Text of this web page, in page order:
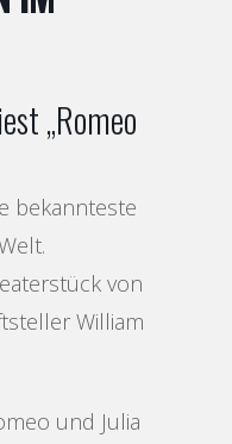
„Romeo
bekannteste
von
William
und Julia